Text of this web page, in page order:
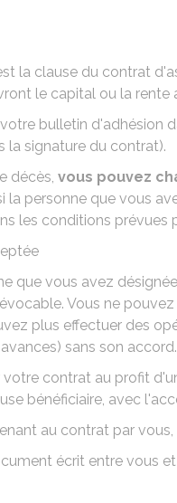
la clause du contrat
le capital ou la rente
bulletin d'adhésion
la signature du contrat).
décès, vous pouvez
la personne que vous
les conditions prévues
que vous avez
Vous ne
plus effectuer des
sans son
contrat au profit
bénéficiaire, avec
au contrat par
écrit entre vous